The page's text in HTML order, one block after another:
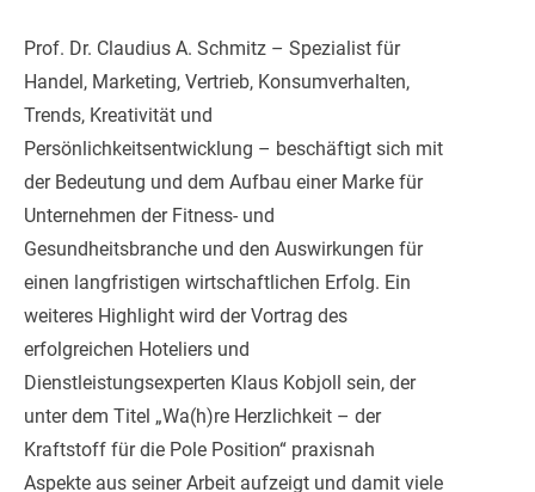
Prof. Dr. Claudius A. Schmitz – Spezialist für
Handel, Marketing, Vertrieb, Konsumverhalten,
Trends, Kreativität und
Persönlichkeitsentwicklung – beschäftigt sich mit
der Bedeutung und dem Aufbau einer Marke für
Unternehmen der Fitness- und
Gesundheitsbranche und den Auswirkungen für
einen langfristigen wirtschaftlichen Erfolg. Ein
weiteres Highlight wird der Vortrag des
erfolgreichen Hoteliers und
Dienstleistungsexperten Klaus Kobjoll sein, der
unter dem Titel „Wa(h)re Herzlichkeit – der
Kraftstoff für die Pole Position“ praxisnah
Aspekte aus seiner Arbeit aufzeigt und damit viele